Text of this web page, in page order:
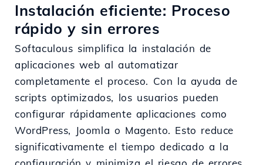
Instalación eficiente: Proceso
rápido y sin errores
Softaculous simplifica la instalación de
aplicaciones web al automatizar
completamente el proceso. Con la ayuda de
scripts optimizados, los usuarios pueden
configurar rápidamente aplicaciones como
WordPress, Joomla o Magento. Esto reduce
significativamente el tiempo dedicado a la